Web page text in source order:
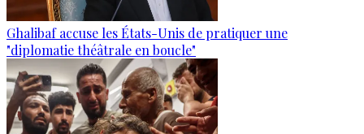
Ghalibaf accuse les États-Unis de pratiquer une
"diplomatie théâtrale en boucle"